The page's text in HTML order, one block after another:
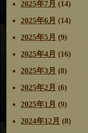
2025年7月 (14)
2025年6月 (14)
2025年5月 (9)
2025年4月 (16)
2025年3月 (8)
2025年2月 (6)
2025年1月 (9)
2024年12月 (8)